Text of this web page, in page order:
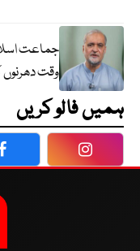
وقت دھرنوں
ہمیں فالو کریں
Facebook